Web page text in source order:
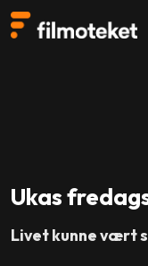
Ukas
Livet kunne vært